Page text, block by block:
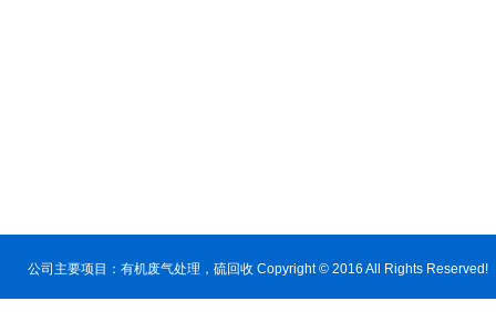
公司主要项目： 有机废气处理 ，硫回收 Copyright © 2016 All Rights